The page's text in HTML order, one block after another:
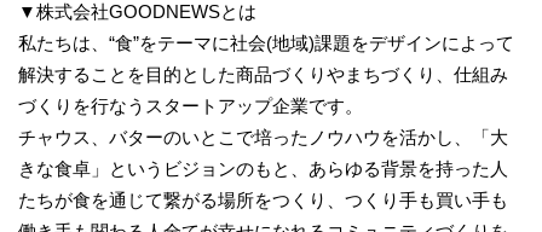
▼株式会社GOODNEWSとは
私たちは、“食”をテーマに社会(地域)課題をデザインによって
解決することを目的とした商品づくりやまちづくり、仕組み
づくりを行なうスタートアップ企業です。
チャウス、バターのいとこで培ったノウハウを活かし、「大
きな食卓」というビジョンのもと、あらゆる背景を持った人
たちが食を通じて繋がる場所をつくり、つくり手も買い手も